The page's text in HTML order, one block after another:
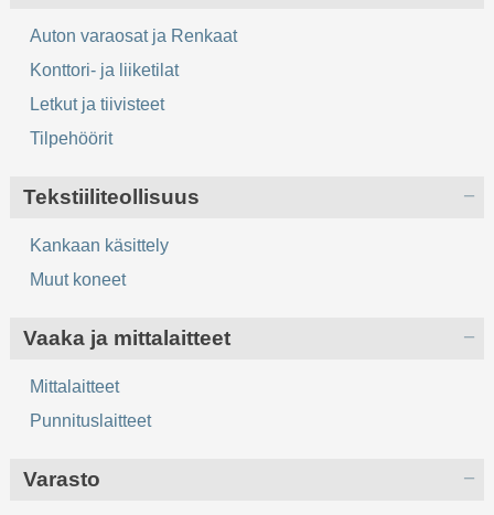
Auton varaosat ja Renkaat
Konttori- ja liiketilat
Letkut ja tiivisteet
Tilpehöörit
Tekstiiliteollisuus
Kankaan käsittely
Muut koneet
Vaaka ja mittalaitteet
Mittalaitteet
Punnituslaitteet
Varasto